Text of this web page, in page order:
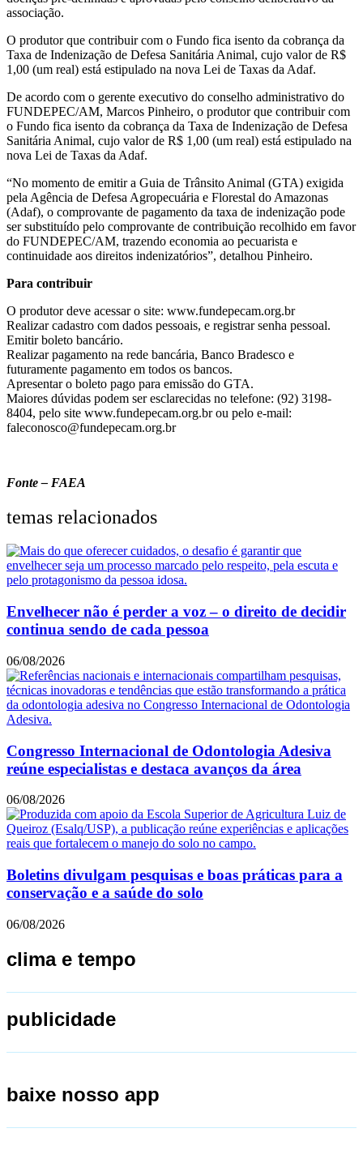
associação.
O produtor que contribuir com o Fundo fica isento da cobrança da
Taxa de Indenização de Defesa Sanitária Animal, cujo valor de R$
1,00 (um real) está estipulado na nova Lei de Taxas da Adaf.
De acordo com o gerente executivo do conselho administrativo do
FUNDEPEC/AM, Marcos Pinheiro, o produtor que contribuir com
o Fundo fica isento da cobrança da Taxa de Indenização de Defesa
Sanitária Animal, cujo valor de R$ 1,00 (um real) está estipulado na
nova Lei de Taxas da Adaf.
“No momento de emitir a Guia de Trânsito Animal (GTA) exigida
pela Agência de Defesa Agropecuária e Florestal do Amazonas
(Adaf), o comprovante de pagamento da taxa de indenização pode
ser substituído pelo comprovante de contribuição recolhido em favor
do FUNDEPEC/AM, trazendo economia ao pecuarista e
continuidade aos direitos indenizatórios”, detalhou Pinheiro.
Para contribuir
O produtor deve acessar o site: www.fundepecam.org.br
Realizar cadastro com dados pessoais, e registrar senha pessoal.
Emitir boleto bancário.
Realizar pagamento na rede bancária, Banco Bradesco e
futuramente pagamento em todos os bancos.
Apresentar o boleto pago para emissão do GTA.
Maiores dúvidas podem ser esclarecidas no telefone: (92) 3198-
8404, pelo site www.fundepecam.org.br ou pelo e-mail:
faleconosco@fundepecam.org.br
Fonte – FAEA
temas relacionados
Envelhecer não é perder a voz – o direito de decidir
continua sendo de cada pessoa
06/08/2026
Congresso Internacional de Odontologia Adesiva
reúne especialistas e destaca avanços da área
06/08/2026
Boletins divulgam pesquisas e boas práticas para a
conservação e a saúde do solo
06/08/2026
clima e tempo
publicidade
baixe nosso app